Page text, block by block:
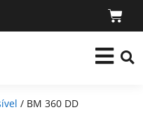
/ BM 360 DD